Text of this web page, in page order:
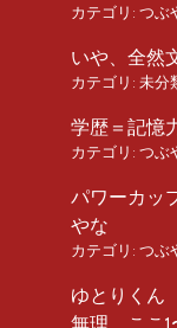
カテゴリ: つぶ
いや、全然
カテゴリ: 未分
学歴＝記憶
カテゴリ: つぶ
パワーカッ
やな
カテゴリ: つぶ
ゆとりく